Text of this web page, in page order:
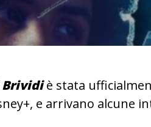
Brividiè stata
e arrivano alcune